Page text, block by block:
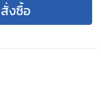
สั่งซื้อ